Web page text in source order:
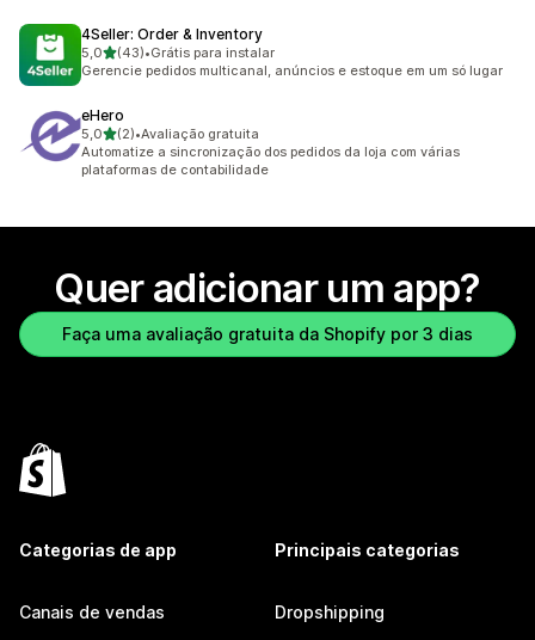
4Seller: Order & Inventory
5,0de 5 estrelas
(43)
43 avaliações ao todo
•Grátis para instalar
Gerencie pedidos multicanal, anúncios e estoque em um só lugar
eHero
5,0de 5 estrelas
(2)
2 avaliações ao todo
•Avaliação gratuita
Automatize a sincronização dos pedidos da loja com várias
plataformas de contabilidade
Quer adicionar um app?
Faça uma avaliação gratuita da Shopify por 3 dias
Categorias de app
Canais de vendas
Principais categorias
Dropshipping